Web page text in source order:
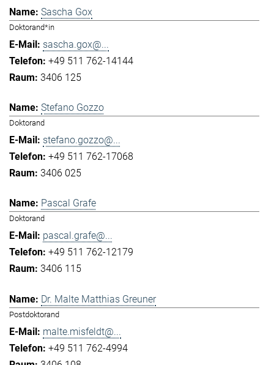
Sascha Gox
Doktorand*in
sascha.gox@...
+49 511 762-14144
3406 125
Stefano Gozzo
Doktorand
stefano.gozzo@...
+49 511 762-17068
3406 025
Pascal Grafe
Doktorand
pascal.grafe@...
+49 511 762-12179
3406 115
Dr. Malte Matthias Greuner
Postdoktorand
malte.misfeldt@...
+49 511 762-4994